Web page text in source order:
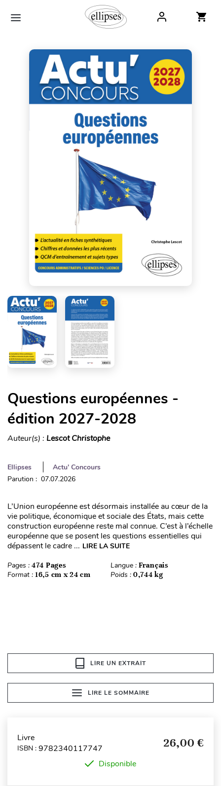
Questions européennes -
édition 2027-2028
Auteur(s) : Lescot Christophe
Ellipses
Actu' Concours
Parution : 07.07.2026
L’Union européenne est désormais installée au cœur de la
vie politique, économique et sociale des États, mais cette
construction européenne reste mal connue. C’est à l’échelle
européenne que se posent les questions essentielles qui
dépassent le cadre ... LIRE LA SUITE
Pages : 474 Pages Langue : Français
Format : 16,5 cm x 24 cm Poids : 0,744 kg
LIRE UN EXTRAIT
LIRE LE SOMMAIRE
Livre
ISBN : 9782340117747 26,00 €
Disponible